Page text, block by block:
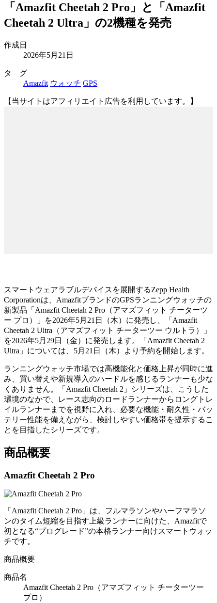
「Amazfit Cheetah 2 Pro」と「Amazfit
Cheetah 2 Ultra」の2機種を発売
作成日
2026年5月21日
タ グ
Amazfit ウォッチ GPS
【当サイトはアフィリエイト広告を利用しています。】
スマートウェアラブルデバイスを展開するZepp Health
Corporationは、AmazfitブランドのGPSランニングウォッチの
新製品「Amazfit Cheetah 2 Pro（アマズフィット チーターツ
ー プロ）」を2026年5月21日（木）に発売し、「Amazfit
Cheetah 2 Ultra（アマズフィット チーターツー ウルトラ）」
を2026年5月29日（金）に発売します。「Amazfit Cheetah 2
Ultra」については、5月21日（木）より予約を開始します。
ランニングウォッチ市場では高機能化と価格上昇が同時に進
み、買い替えや新規導入のハードルを感じるランナーも少な
くありません。「Amazfit Cheetah 2」シリーズは、こうした
環境のなかで、レース志向のロードランナーからロングトレ
イルランナーまでを視野に入れ、必要な機能・耐久性・バッ
テリー性能を備えながら、検討しやすい価格帯を提示するこ
とを目指したシリーズです。
商品概要
Amazfit Cheetah 2 Pro
「Amazfit Cheetah 2 Pro」は、フルマラソンやハーフマラソ
ンのタイム短縮を目指す上級ランナーに向けた、Amazfitで
初となる“プログレード”の本格ランナー向けスマートウォッ
チです。
商品概要
商品名
Amazfit Cheetah 2 Pro（アマズフィット チーターツー
プロ）